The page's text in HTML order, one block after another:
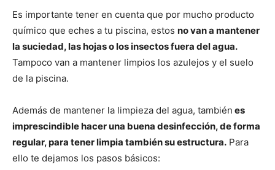
Es importante tener en cuenta que por mucho producto
químico que eches a tu piscina, estos no van a mantener
la suciedad, las hojas o los insectos fuera del agua.
Tampoco van a mantener limpios los azulejos y el suelo
de la piscina.
Además de mantener la limpieza del agua, también es
imprescindible hacer una buena desinfección, de forma
regular, para tener limpia también su estructura. Para
ello te dejamos los pasos básicos: